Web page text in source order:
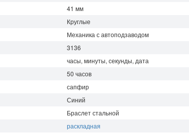
41 мм
Круглые
Механика с автоподзаводом
3136
часы, минуты, секунды, дата
50часов
сапфир
Синий
Браслет стальной
раскладная